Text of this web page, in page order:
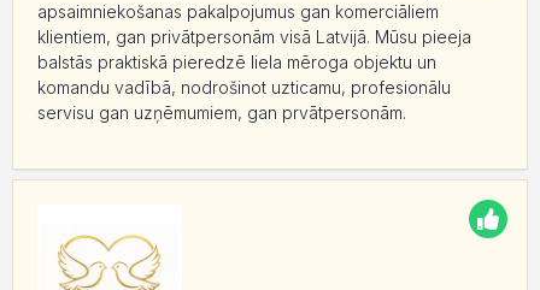
apsaimniekošanas pakalpojumus gan komerciāliem
klientiem, gan privātpersonām visā Latvijā. Mūsu pieeja
balstās praktiskā pieredzē liela mēroga objektu un
komandu vadībā, nodrošinot uzticamu, profesionālu
servisu gan uzņēmumiem, gan prvātpersonām.